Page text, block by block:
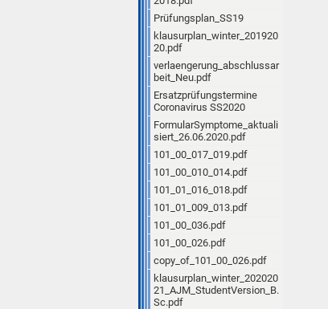
Prüfungsplan_SS19
klausurplan_winter_201920
20.pdf
verlaengerung_abschlussar
beit_Neu.pdf
Ersatzprüfungstermine
Coronavirus SS2020
FormularSymptome_aktuali
siert_26.06.2020.pdf
101_00_017_019.pdf
101_00_010_014.pdf
101_01_016_018.pdf
101_01_009_013.pdf
101_00_036.pdf
101_00_026.pdf
copy_of_101_00_026.pdf
klausurplan_winter_202020
21_AJM_StudentVersion_B.
Sc.pdf